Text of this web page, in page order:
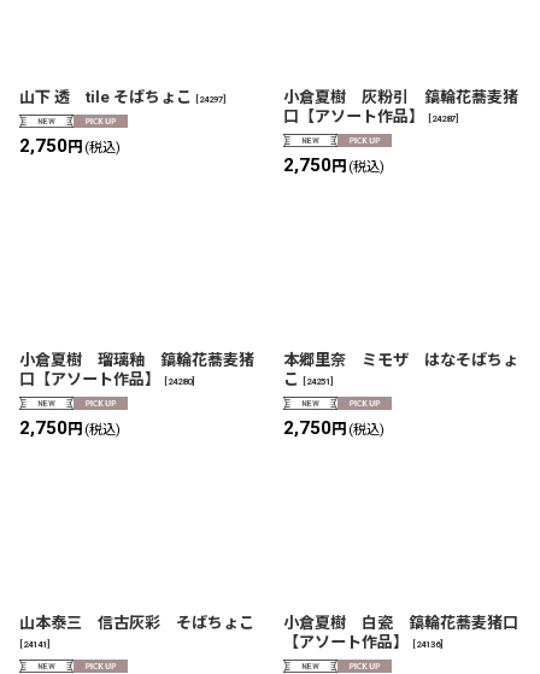
山下 透 tile そばちょこ [24297]
2,750円 (税込)
小倉夏樹 灰粉引 鎬輪花蕎麦猪
口【アソート作品】
[24287]
2,750円 (税込)
小倉夏樹 瑠璃釉 鎬輪花蕎麦猪
口【アソート作品】
24280]
2,750円 (税込)
本郷里奈 ミモザ はなそばちょ
こ
24251
2,750円 (税込)
山本泰三 信古灰彩 そばちょこ
24141
小倉夏樹 白瓷 鎬輪花蕎麦猪口
【アソート作品】
24136]